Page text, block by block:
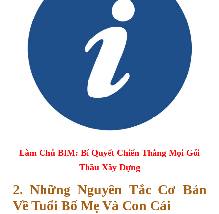
Làm Chủ BIM: Bí Quyết Chiến Thắng Mọi Gói
Thầu Xây Dựng
2. Những Nguyên Tắc Cơ Bản
Về Tuổi Bố Mẹ Và Con Cái